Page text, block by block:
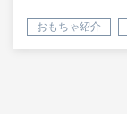
おもちゃ紹介